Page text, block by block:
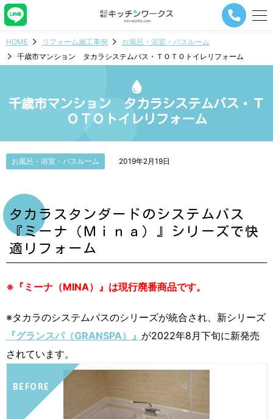
メ
ナ
ー
シ
ボ
HOME リフォーム施工事例
お風呂・浴室・バスルーム
千歳市マンション タカラシステムバス・ＴＯＴＯトイレリフォーム
千歳市マンション タカラシステムバス・Ｔ
ＯＴＯトイレリフォーム
お風呂・浴室・バスルーム 2019年2月19日
タカラスタンダードのシステムバス
『ミーナ（Ｍｉｎａ）』シリーズで快
適リフォーム
※『ミーナ（MINA）』は現行廃番商品です。
※タカラのシステムバスのシリーズが統合され、新シリーズ
『グランスパ（GRANSPA）』 が2022年8月下旬に新発売
されています。
BEFORE